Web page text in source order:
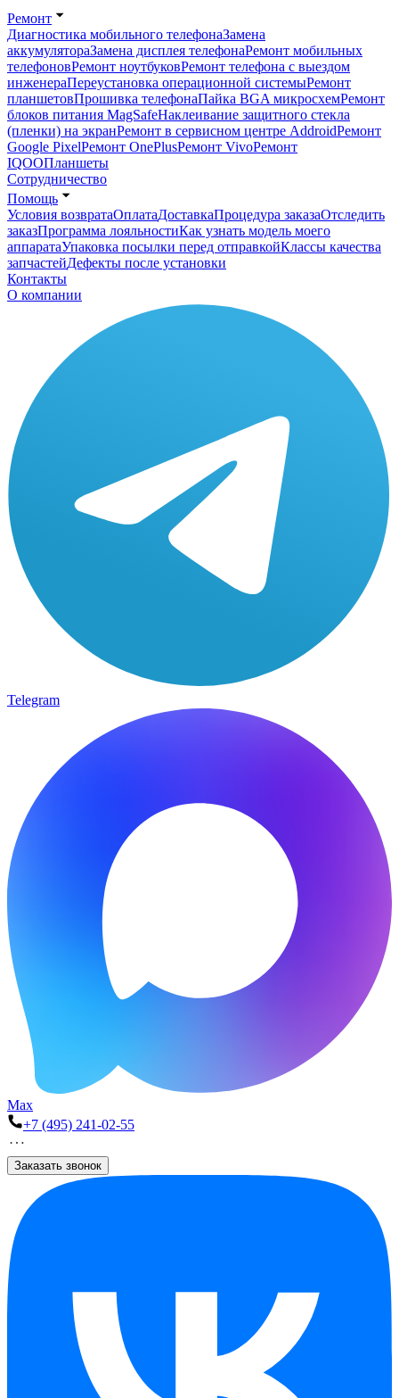
Ремонт
Диагностика мобильного телефонаЗамена
аккумулятораЗамена дисплея телефонаРемонт мобильных
телефоновРемонт ноутбуковРемонт телефона с выездом
инженераПереустановка операционной системыРемонт
планшетовПрошивка телефонаПайка BGA микросхемРемонт
блоков питания MagSafeНаклеивание защитного стекла
(пленки) на экранРемонт в сервисном центре AddroidРемонт
Google PixelРемонт OnePlusРемонт VivoРемонт
IQOOПланшеты
Сотрудничество
Помощь
Условия возвратаОплатаДоставкаПроцедура заказаОтследить
заказПрограмма лояльностиКак узнать модель моего
аппаратаУпаковка посылки перед отправкойКлассы качества
запчастейДефекты после установки
Контакты
О компании
Telegram
Max
+7 (495) 241-02-55
Заказать звонок